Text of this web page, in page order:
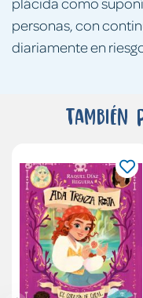
personas, con
diariamente en